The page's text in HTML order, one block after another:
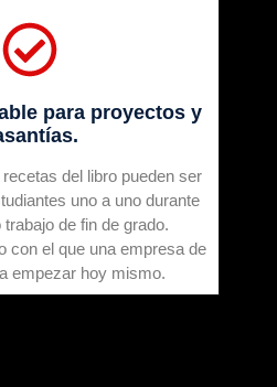
para proyectos y
del libro pueden ser
uno a uno durante
de fin de grado.
con el que una empresa de
empezar hoy mismo.